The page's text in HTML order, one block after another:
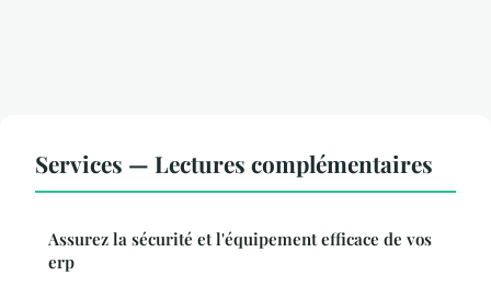
Services — Lectures complémentaires
Assurez la sécurité et l'équipement efficace de vos
erp